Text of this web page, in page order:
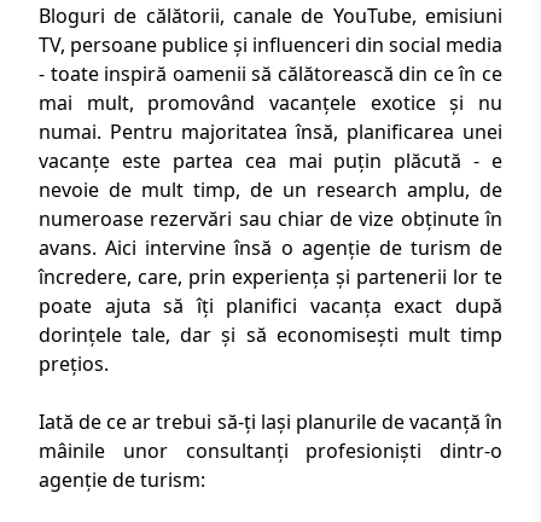
Bloguri de călătorii, canale de YouTube, emisiuni
TV, persoane publice și influenceri din social media
- toate inspiră oamenii să călătorească din ce în ce
mai mult, promovând vacanțele exoticeși nu
numai. Pentru majoritatea însă, planificarea unei
vacanțe este partea cea mai puțin plăcută - e
nevoie de mult timp, de un research amplu, de
numeroase rezervări sau chiar de vize obținute în
avans. Aici intervine însă o agenție de turism de
încredere, care, prin experiența și partenerii lor te
poate ajuta să îți planifici vacanța exact după
dorințele tale, dar și să economisești mult timp
prețios.
Iată de ce ar trebui să-ți lași planurile de vacanță în
mâinile unor consultanți profesioniști dintr-o
agenție de turism: